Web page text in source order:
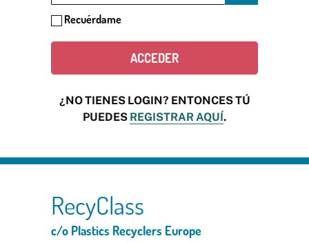
Recuérdame
¿NO TIENES LOGIN? ENTONCES TÚ
PUEDES REGISTRAR AQUÍ.
RecyClass
c/o Plastics Recyclers Europe